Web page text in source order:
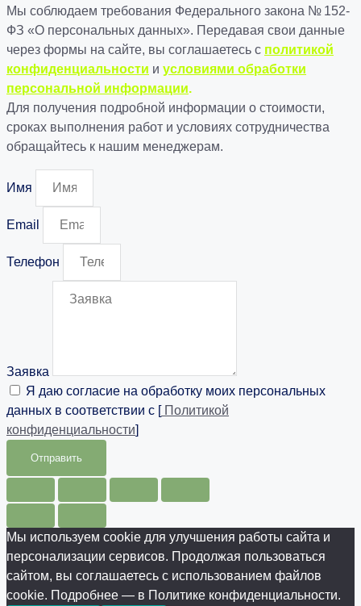
Мы соблюдаем требования Федерального закона № 152-
ФЗ «О персональных данных». Передавая свои данные
через формы на сайте, вы соглашаетесь с политикой
конфиденциальности и условиями обработки
персональной информации.
Для получения подробной информации о стоимости,
сроках выполнения работ и условиях сотрудничества
обращайтесь к нашим менеджерам.
Имя
Email
Телефон
Заявка
Я даю согласие на обработку моих персональных
данных в соответствии с [Политикой
конфиденциальности]
Отправить
Мы используем cookie для улучшения работы сайта и
персонализации сервисов. Продолжая пользоваться
сайтом, вы соглашаетесь с использованием файлов
cookie. Подробнее — в Политике конфиденциальности.